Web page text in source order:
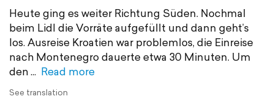
Heute ging es weiter Richtung Süden. Nochmal
beim Lidl die Vorräte aufgefüllt und dann geht’s
los. Ausreise Kroatien war problemlos, die Einreise
nach Montenegro dauerte etwa 30 Minuten. Um
den
Read more
See translation